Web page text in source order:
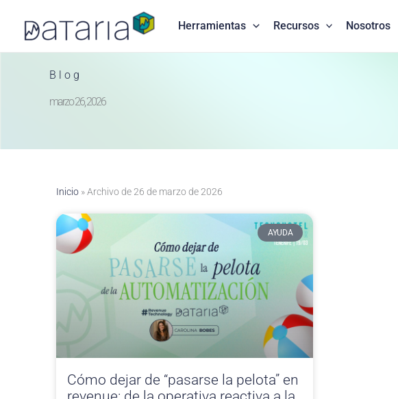
contenido
Herramientas Recursos Nosotros
marzo
Blog
marzo 26, 2026
Inicio »Archivo de 26 de marzo de 2026
AYUDA
Cómo dejar de “pasarse la pelota” en